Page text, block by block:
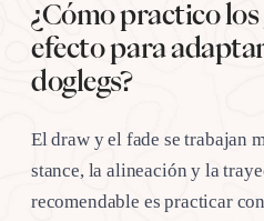
¿Cómo practico los
efecto para
doglegs?
El draw y el fade se trabajan
stance, la alineación y la
recomendable es practicar